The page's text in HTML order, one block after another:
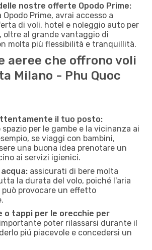
nostre offerte Opodo Prime:
Prime, avrai accesso a
di voli, hotel e noleggio auto per
oltre al grande vantaggio di
molta più flessibilità e tranquillità.
aeree che offrono voli
Milano - Phu Quoc
il tuo posto:
per le gambe e la vicinanza ai
se viaggi con bambini,
una buona idea prenotare un
ai servizi igienici.
assicurati di bere molta
la durata del volo, poiché l'aria
può provocare un effetto
o tappi per le orecchie per
poter rilassarsi durante il
piú piacevole e concedersi un